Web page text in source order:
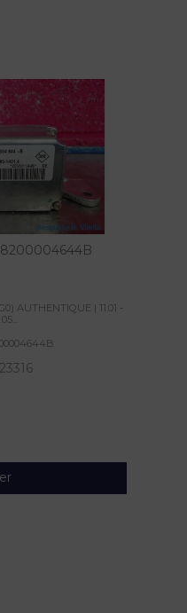
8200004644B
AUTHENTIQUE | 11.01 -